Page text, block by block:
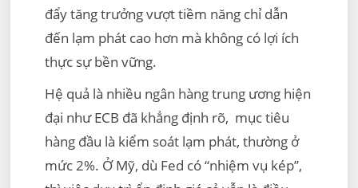
đẩy tăng trưởng vượt tiềm năng chỉ dẫn
đến lạm phát cao hơn mà không có lợi ích
thực sự bền vững.
Hệ quả là nhiều ngân hàng trung ương hiện
đại như ECB đã khẳng định rõ, mục tiêu
hàng đầu là kiểm soát lạm phát, thường ở
mức 2%. Ở Mỹ, dù Fed có “nhiệm vụ kép”,